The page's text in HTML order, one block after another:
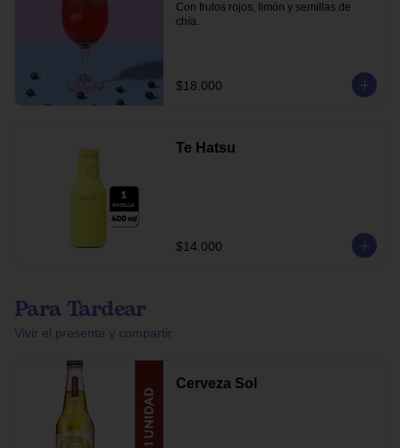
Con frutos rojos, limón y semillas de
chía.
$18.000
Te Hatsu
$14.000
Para Tardear
Vivir el presente y compartir
Cerveza Sol